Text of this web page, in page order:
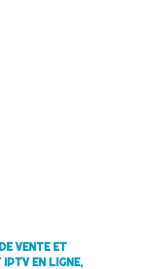
VENTE ET
EN LIGNE,